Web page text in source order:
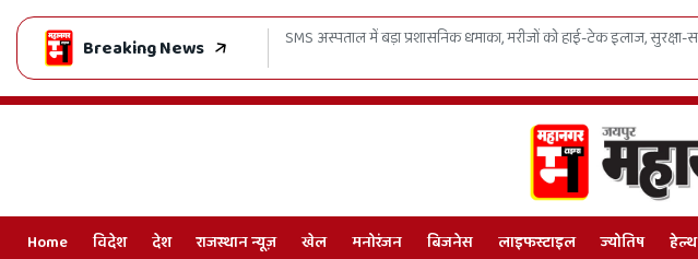
Breaking News
में बड़ा प्रशासनिक धमाका, मरीजों को हाई-टेक इलाज, सुरक्षा-सफाईकर्मियों को 25% हाई-रिस्क अलाउंस
Home विदेश देश राजस्थान न्यूज़ खेल मनोरंजन बिजनेस लाइफस्टाइल ज्योतिष हेल्थ